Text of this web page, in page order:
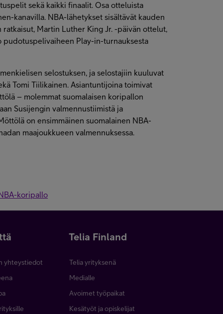
sekä kaikki finaalit. Osa otteluista
kanavilla. NBA-lähetykset sisältävät kauden
Martin Luther King Jr. -päivän ottelut,
Play-in-turnauksesta
selostuksen, ja selostajiin kuuluvat
Tomi Tiilikainen. Asiantuntijoina toimivat
– molemmat suomalaisen koripallon
Susijengin valmennustiimistä ja
on ensimmäinen suomalainen NBA-
maajoukkueen valmennuksessa.
koripallo
yhteystiedot
Telia Finland
Telia yrityksenä
Medialle
Avoimet työpaikat
Kesätyöt ja opiskelijat